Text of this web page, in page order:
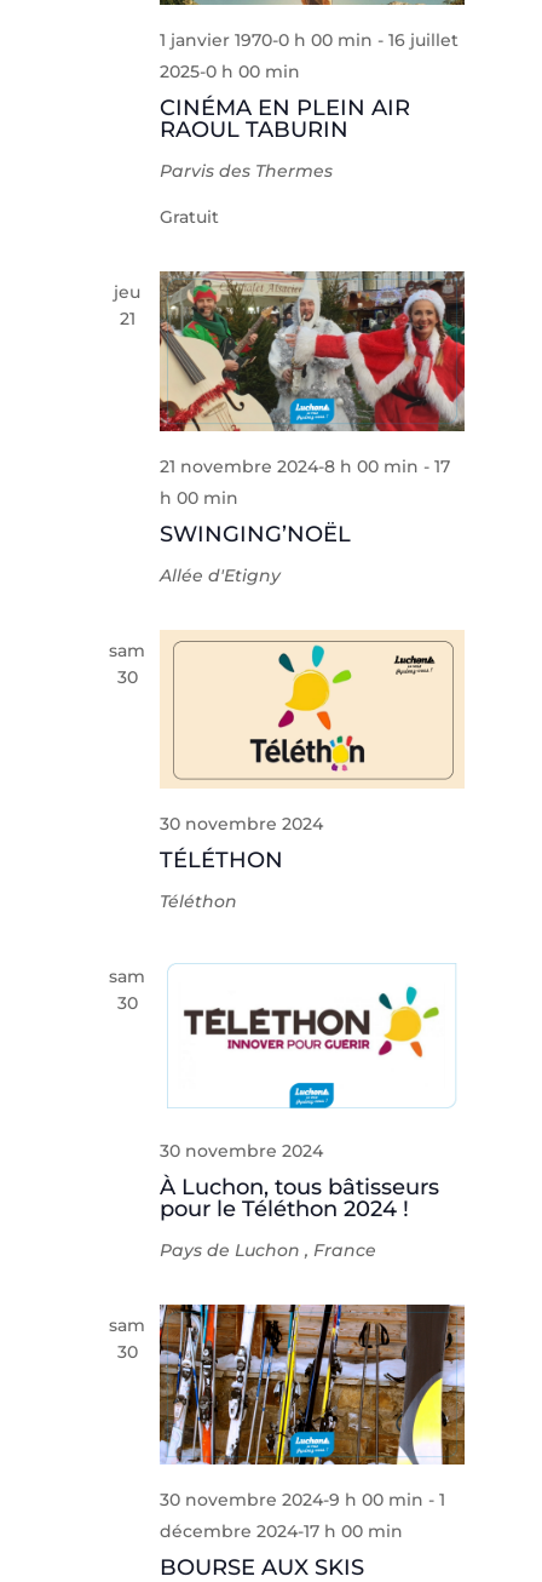
CINÉMA EN PLEIN AIR
RAOUL TABURIN
1 janvier 1970-0 h 00 min -16 juillet
2025-0 h 00 min
Parvis des Thermes
Gratuit
jeu
21
SWINGING’NOËL
21 novembre 2024-8 h 00 min -17
h 00 min
Allée d'Etigny
sam
30
TÉLÉTHON
30 novembre 2024
Téléthon
sam
30
À Luchon, tous bâtisseurs
pour le Téléthon 2024 !
30 novembre 2024
Pays de Luchon, France
sam
30
BOURSE AUX SKIS
30 novembre 2024-9 h 00 min -1
décembre 2024-17 h 00 min